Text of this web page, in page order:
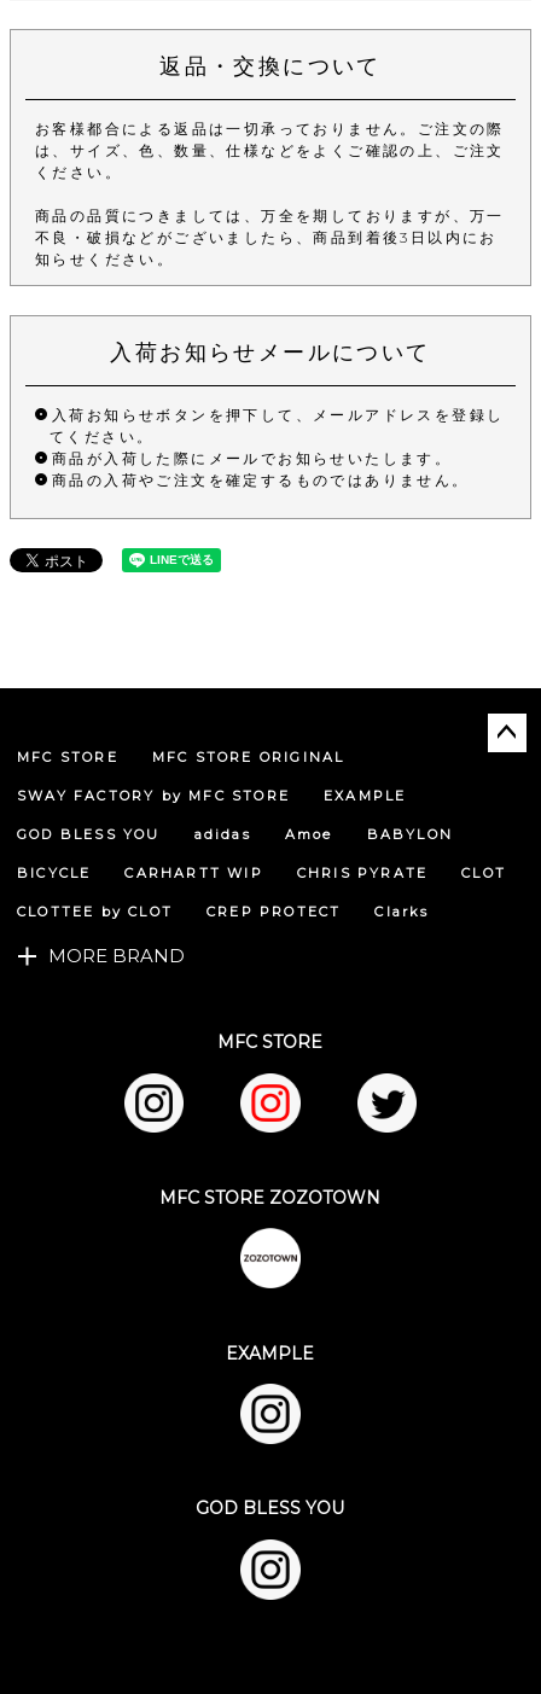
返品・交換について
お客様都合による返品は一切承っておりません。ご注文の際
は、サイズ、色、数量、仕様などをよくご確認の上、ご注文
ください。
商品の品質につきましては、万全を期しておりますが、万一
不良・破損などがございましたら、商品到着後3日以内にお
知らせください。
入荷お知らせメールについて
入荷お知らせボタンを押下して、メールアドレスを登録し
てください。
商品が入荷した際にメールでお知らせいたします。
商品の入荷やご注文を確定するものではありません。
MFC STORE MFC STORE ORIGINAL
SWAY FACTORY by MFC STORE EXAMPLE
GOD BLESS YOU adidas Amoe BABYLON
BICYCLE CARHARTT WIP CHRIS PYRATE CLOT
CLOTTEE by CLOT CREP PROTECT Clarks
MORE BRAND
MFC STORE
MFC STORE ZOZOTOWN
EXAMPLE
GOD BLESS YOU